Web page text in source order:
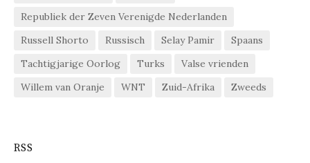
Republiek der Zeven Verenigde Nederlanden
Russell Shorto
Russisch Selay Pamir
Spaans
Tachtigjarige Oorlog
Turks
Valse vrienden
Willem van Oranje
WNT Zuid-Afrika Zweeds
RSS